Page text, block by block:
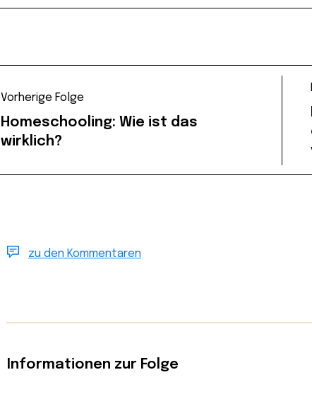
Vorherige Folge
Homeschooling: Wie ist das
wirklich?
zu den Kommentaren
Informationen zur Folge